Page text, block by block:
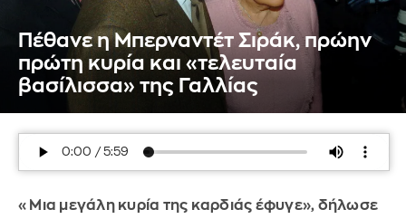
Πέθανε η Μπερναντέτ Σιράκ, πρώην
πρώτη κυρία και «τελευταία
βασίλισσα» της Γαλλίας
«Μια μεγάλη κυρία της καρδιάς έφυγε», δήλωσε